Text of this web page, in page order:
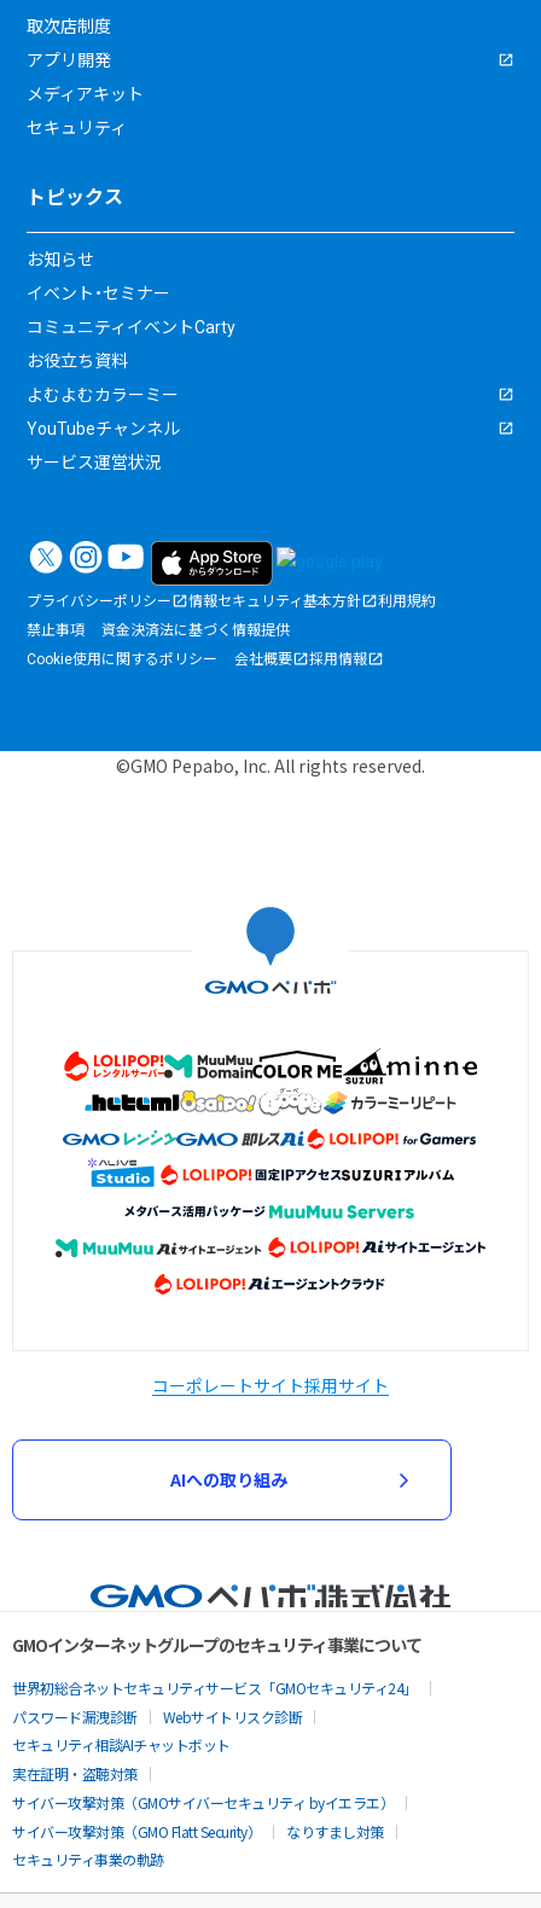
取次店制度
アプリ開発
メディアキット
セキュリティ
トピックス
お知らせ
イベント・セミナー
コミュニティイベントCarty
お役立ち資料
よむよむカラーミー
YouTubeチャンネル
サービス運営状況
プライバシーポリシー 情報セキュリティ基本方針
利用規約
禁止事項
資金決済法に基づく情報提供
Cookie使用に関するポリシー
会社概要 採用情報
©GMO Pepabo, Inc. All rights reserved.
コーポレートサイト採用サイト
AIへの取り組み
GMOインターネットグループのセキュリティ事業について
世界初総合ネットセキュリティサービス「GMOセキュリティ24」
パスワード漏洩診断
Webサイトリスク診断
セキュリティ相談AIチャットボット
実在証明・盗聴対策
サイバー攻撃対策（GMOサイバーセキュリティ byイエラエ）
サイバー攻撃対策（GMO Flatt Security）
なりすまし対策
セキュリティ事業の軌跡